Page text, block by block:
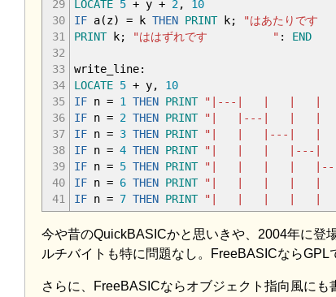
29
30
31
32
33
34
35
36
37
38
39
40
41
LOCATE 5 + y + 2,
10
IF a(z) = k THEN PRINTk; "はあた
PRINTk; "ははずれです " : END
write_line:
LOCATE 5 + y,
10
IF n = 1 THEN PRINT "|---| | |
IF n = 2 THEN PRINT "| |---| |
IF n = 3 THEN PRINT "| | |---|
IF n = 4 THEN PRINT "| | | |---
IF n = 5 THEN PRINT "| | | |
IF n = 6 THEN PRINT "| | | | |
IF n = 7 THEN PRINT "| | | | | |
今や昔のQuickBASICかと思いきや、2004年に登
ルチバイトも特に問題なし。FreeBASICなら
さらに、FreeBASICならオブジェクト指向風にも